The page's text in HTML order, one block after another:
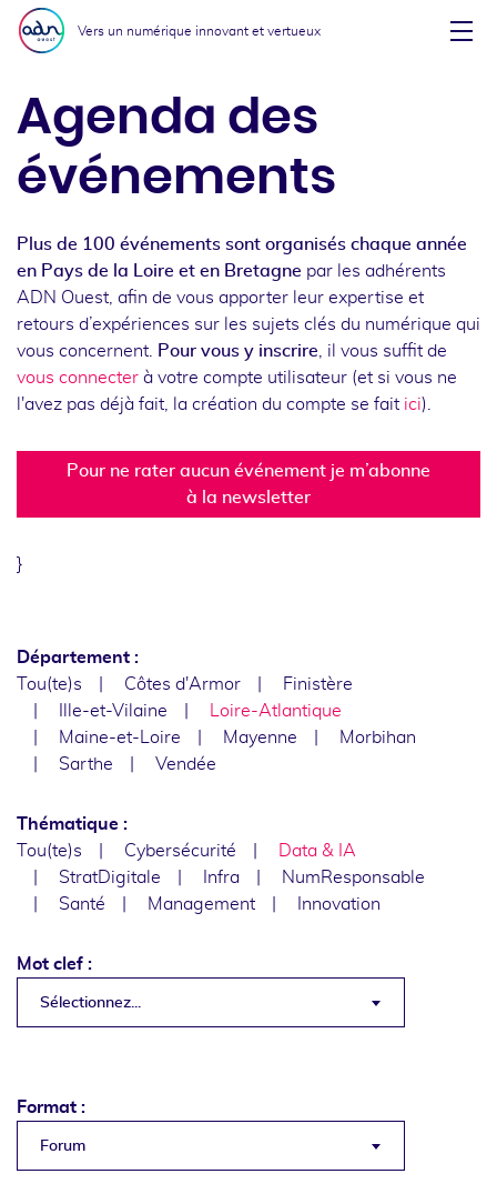
Aller au menu
Aller au contenu
Vers un numérique innovant et vertueux
Agenda des
événements
Plus de 100 événements sont organisés chaque année
en Pays de la Loire et en Bretagne par les adhérents
ADN Ouest, afin de vous apporter leur expertise et
retours d’expériences sur les sujets clés du numérique qui
vous concernent.
Pour vous y inscrire , il vous suffit de
vous connecter à votre compte utilisateur (et si vous ne
l'avez pas déjà fait, la création du compte se fait ici).
Pour ne rater aucun événement je m’abonne
à la newsletter
}
Département :
Tou(te)s
Côtes d'Armor
Finistère
Ille-et-Vilaine
Loire-Atlantique
Maine-et-Loire
Mayenne
Morbihan
Sarthe
Vendée
Thématique :
Tou(te)s
Cybersécurité
Data & IA
StratDigitale
Infra
NumResponsable
Santé
Management Innovation
Mot clef :
Sélectionnez...
Format :
Forum